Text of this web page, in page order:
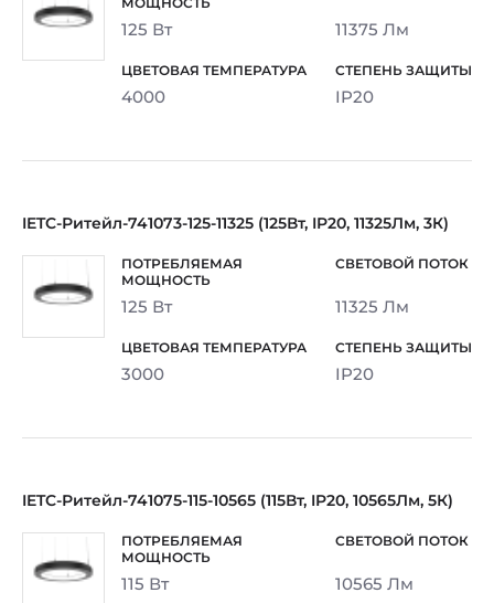
125 Вт 11375 Лм
4000 IP20
IETC-Ритейл-741073-125-11325 (125Вт, IP20, 11325Лм, 3К)
125 Вт 11325 Лм
3000 IP20
IETC-Ритейл-741075-115-10565 (115Вт, IP20, 10565Лм, 5К)
115 Вт 10565 Лм